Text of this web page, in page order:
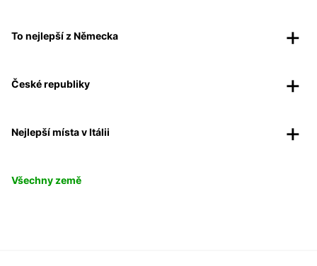
To nejlepší z Německa
České republiky
Nejlepší místa v Itálii
Všechny země